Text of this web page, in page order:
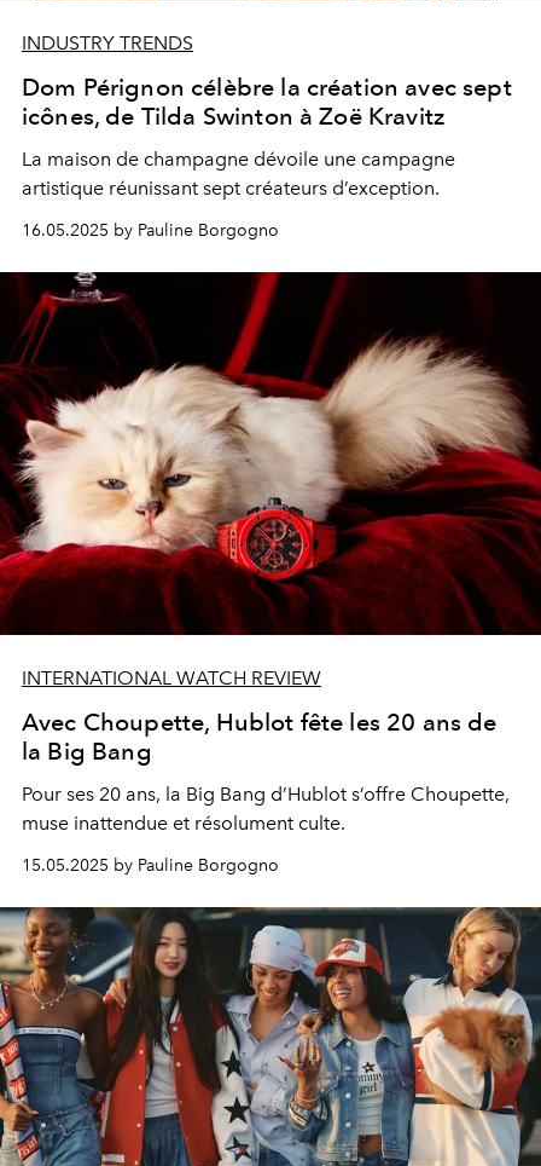
INDUSTRY TRENDS
Dom Pérignon célèbre la création avec sept
icônes, de Tilda Swinton à Zoë Kravitz
La maison de champagne dévoile une campagne
artistique réunissant sept créateurs d’exception.
16.05.2025 by Pauline Borgogno
INTERNATIONAL WATCH REVIEW
Avec Choupette, Hublot fête les 20 ans de
la Big Bang
Pour ses 20 ans, la Big Bang d’Hublot s’offre Choupette,
muse inattendue et résolument culte.
15.05.2025 by Pauline Borgogno